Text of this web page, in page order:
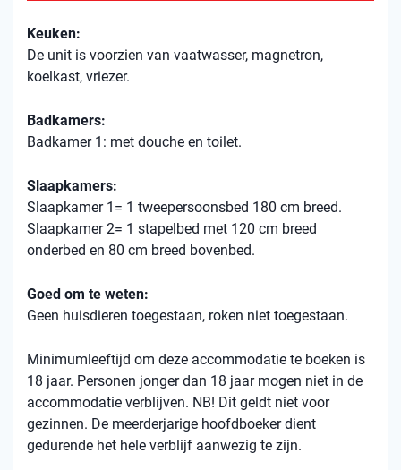
Keuken:
De unit is voorzien van vaatwasser, magnetron,
koelkast, vriezer.
Badkamers:
Badkamer 1: met douche en toilet.
Slaapkamers:
Slaapkamer 1= 1 tweepersoonsbed 180 cm breed.
Slaapkamer 2= 1 stapelbed met 120 cm breed
onderbed en 80 cm breed bovenbed.
Goed om te weten:
Geen huisdieren toegestaan, roken niet toegestaan.
Minimumleeftijd om deze accommodatie te boeken is
18 jaar. Personen jonger dan 18 jaar mogen niet in de
accommodatie verblijven. NB! Dit geldt niet voor
gezinnen. De meerderjarige hoofdboeker dient
gedurende het hele verblijf aanwezig te zijn.